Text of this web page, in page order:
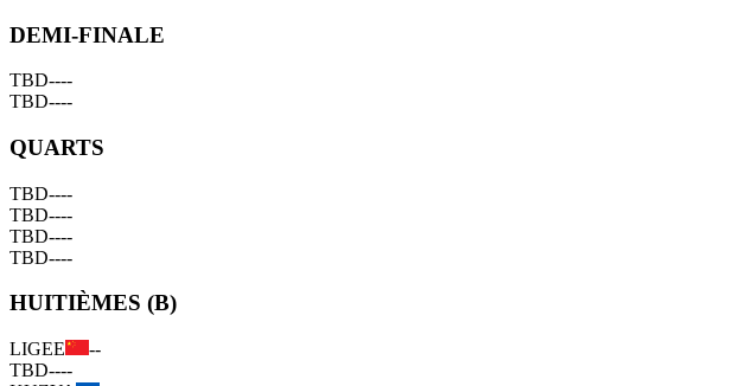
DEMI-FINALE
TBD----
TBD----
QUARTS
TBD----
TBD----
TBD----
TBD----
HUITIÈMES (B)
LIGEE
--
TBD----